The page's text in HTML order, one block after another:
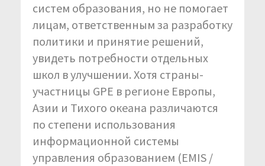
систем образования, но не помогает
лицам, ответственным за разработку
политики и принятие решений,
увидеть потребности отдельных
школ в улучшении. Хотя страны-
участницы GPE в регионе Европы,
Азии и Тихого океана различаются
по степени использования
информационной системы
управления образованием (EMIS /